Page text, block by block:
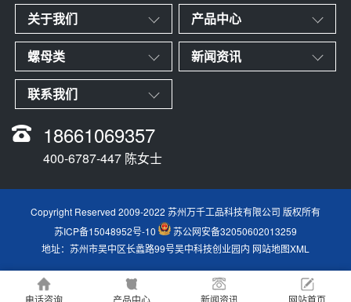
关于我们 产品中心
螺母类 新闻资讯
联系我们
18661069357
400-6787-447 陈女士
Copyright Reserved 2009-2022 苏州万千工品科技有限公司 版权所有
苏ICP备15048952号-10
苏公网安备32050602013259
地址：苏州市吴中区长蠡路99号吴中科技创业园内 网站地图XML
电话咨询 产品中心 新闻资讯 网站首页